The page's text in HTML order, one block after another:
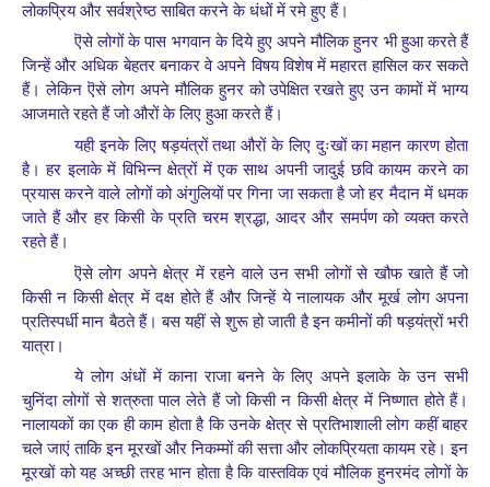
लोकप्रिय और सर्वश्रेष्ठ साबित करने के धंधों में रमे हुए हैं।
ऎसे लोगों के पास भगवान के दिये हुए अपने मौलिक हुनर भी हुआ करते हैं
जिन्हें और अधिक बेहतर बनाकर वे अपने विषय विशेष में महारत हासिल कर सकते
हैं। लेकिन ऎसे लोग अपने मौलिक हुनर को उपेक्षित रखते हुए उन कामों में भाग्य
आजमाते रहते हैं जो औरों के लिए हुआ करते हैं।
यही इनके लिए षड़यंत्रों तथा औरों के लिए दुःखों का महान कारण होता
है। हर इलाके में विभिन्न क्षेत्रों में एक साथ अपनी जादुई छवि कायम करने का
प्रयास करने वाले लोगों को अंगुलियों पर गिना जा सकता है जो हर मैदान में धमक
जाते हैं और हर किसी के प्रति चरम श्रद्धा, आदर और समर्पण को व्यक्त करते
रहते हैं।
ऎसे लोग अपने क्षेत्र में रहने वाले उन सभी लोगों से खौफ खाते हैं जो
किसी न किसी क्षेत्र में दक्ष होते हैं और जिन्हें ये नालायक और मूर्ख लोग अपना
प्रतिस्पर्धी मान बैठते हैं। बस यहीं से शुरू हो जाती है इन कमीनों की षड़यंत्रों भरी
यात्रा।
ये लोग अंधों में काना राजा बनने के लिए अपने इलाके के उन सभी
चुनिंदा लोगों से शत्रुता पाल लेते हैं जो किसी न किसी क्षेत्र में निष्णात होते हैं।
नालायकों का एक ही काम होता है कि उनके क्षेत्र से प्रतिभाशाली लोग कहीं बाहर
चले जाएं ताकि इन मूरखों और निकम्मों की सत्ता और लोकप्रियता कायम रहे। इन
मूरखों को यह अच्छी तरह भान होता है कि वास्तविक एवं मौलिक हुनरमंद लोगों के